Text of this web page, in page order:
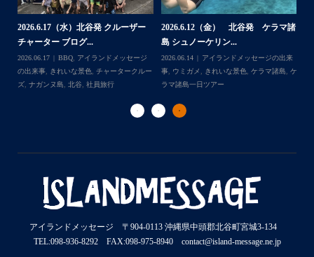
2026.6.17（水）北谷発 クルーザー
チャーター ブログ...
2026.06.17 BBQ, アイランドメッセージ
の出来事, きれいな景色, チャータークルー
ズ, ナガンヌ島, 北谷, 社員旅行
2026.6.12（金） 北谷発 ケラマ諸
島 シュノーケリン...
2026.06.14
アイランドメッセージの出来
事, ウミガメ, きれいな景色, ケラマ諸島, ケ
ラマ諸島一日ツアー
アイランドメッセージ 〒904-0113 沖縄県中頭郡北谷町宮城3-134
TEL:098-936-8292 FAX:098-975-8940 contact@island-message.ne.jp